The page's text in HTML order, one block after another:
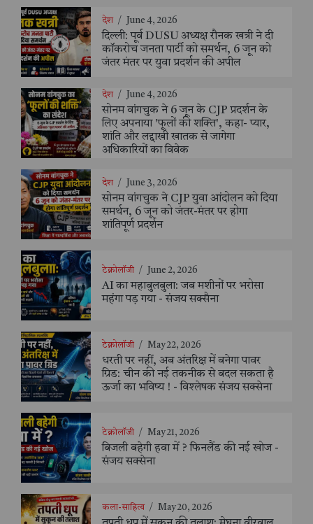
देश / June 4, 2026
दिल्ली: पूर्व DUSU अध्यक्ष रौनक खत्री ने दी
कॉकरोच जनता पार्टी को समर्थन, 6 जून को
जंतर मंतर पर युवा प्रदर्शन की अपील
देश / June 4, 2026
सोनम वांगचुक ने 6 जून के CJP प्रदर्शन के
लिए अपनाया 'फूलों की शक्ति', कहा- प्यार,
शांति और लद्दाखी खातक से जागेगा
अधिकारियों का विवेक
देश / June 3, 2026
सोनम वांगचुक ने CJP युवा आंदोलन को दिया
समर्थन, 6 जून को जंतर-मंतर पर होगा
शांतिपूर्ण प्रदर्शन
टेक्नोलॉजी / June 2, 2026
AI का महाबुलबुला: जब मशीनों पर भरोसा
महंगा पड़ गया - संजय सक्सैना
टेक्नोलॉजी / May 22, 2026
धरती पर नहीं, अब अंतरिक्ष में बनेगा पावर
ग्रिड: चीन की नई तकनीक से बदल सकता है
ऊर्जा का भविष्य ! - विश्लेषक संजय सक्सेना
टेक्नोलॉजी / May 21, 2026
बिजली बहेगी हवा में ? फिनलैंड की नई खोज -
संजय सक्सेना
कला-साहित्य / May 20, 2026